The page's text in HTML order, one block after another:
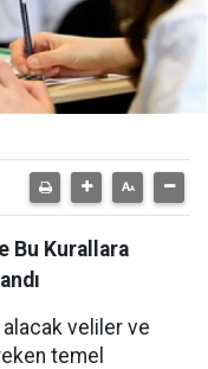
Bu Kurallara
alacak veliler ve
temel